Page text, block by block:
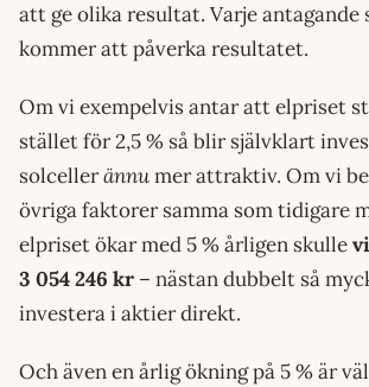
att ge olika resultat. Varje antagande
kommer att påverka resultatet.
Om vi exempelvis antar att elpriset
stället för 2,5 % så blir självklart
solcellerännumer attraktiv. Om vi
övriga faktorer samma som tidigare
elpriset ökar med 5 % årligen skulle
3 054 246 kr – nästan dubbelt så
investera i aktier direkt.
Och även en årlig ökning på 5 % är